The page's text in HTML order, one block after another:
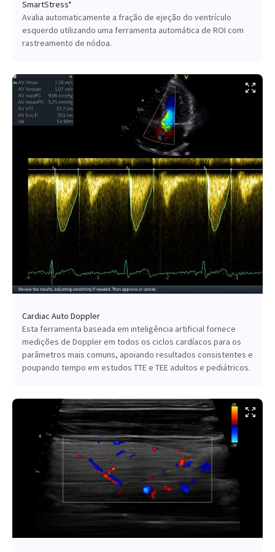
SmartStress*
Avalia automaticamente a fração de ejeção do ventrículo
esquerdo utilizando uma ferramenta automática de ROI com
rastreamento de nódoa.
Cardiac Auto Doppler
Esta ferramenta baseada em inteligência artificial fornece
medições de Doppler em todos os ciclos cardíacos para os
parâmetros mais comuns, apoiando resultados consistentes e
poupando tempo em estudos TTE e TEE adultos e pediátricos.